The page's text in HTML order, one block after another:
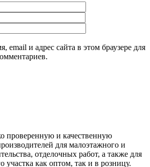
email и адрес сайта в этом браузере для
проверенную и качественную
для малоэтажного и
отделочных работ, а также для
участка как оптом, так и в розницу.